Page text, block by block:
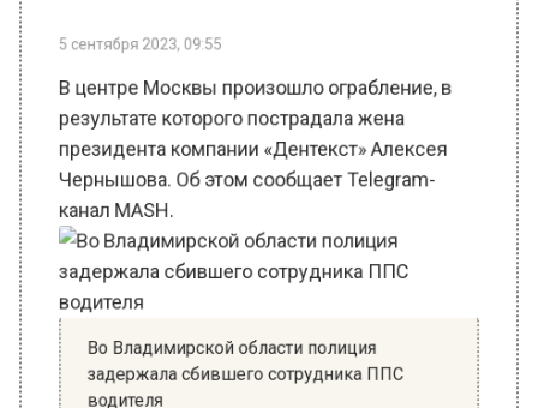
В центре Москвы произошло ограбление, в
президента компании «Дентекст» Алексея
Чернышова. Об этом сообщает Telegram-
канал MASН.
Во Владимирской области полиция
задержала сбившего сотрудника ППС
водителя